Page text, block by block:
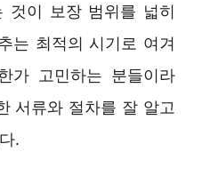
것이 보장 범위를 넓히
는 최적의 시기로 여겨
가 고민하는 분들이라
서류와 절차를 잘 알고
.